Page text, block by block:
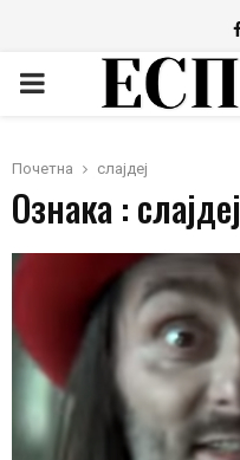
PRIMARY
Почетна слајдеј
Ознака : слајдеј